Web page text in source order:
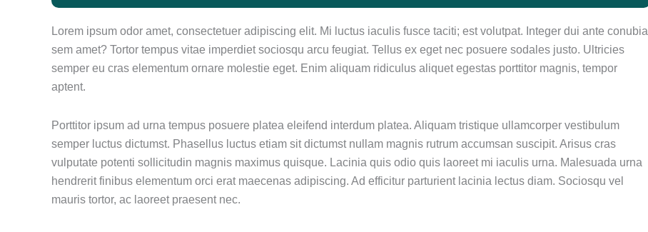
Lorem ipsum odor amet, consectetuer adipiscing elit. Mi luctus iaculis fusce taciti; est volutpat. Integer dui ante conubia
sem amet? Tortor tempus vitae imperdiet sociosqu arcu feugiat. Tellus ex eget nec posuere sodales justo. Ultricies
semper eu cras elementum ornare molestie eget. Enim aliquam ridiculus aliquet egestas porttitor magnis, tempor
aptent.
Porttitor ipsum ad urna tempus posuere platea eleifend interdum platea. Aliquam tristique ullamcorper vestibulum
semper luctus dictumst. Phasellus luctus etiam sit dictumst nullam magnis rutrum accumsan suscipit. Arisus cras
vulputate potenti sollicitudin magnis maximus quisque. Lacinia quis odio quis laoreet mi iaculis urna. Malesuada urna
hendrerit finibus elementum orci erat maecenas adipiscing. Ad efficitur parturient lacinia lectus diam. Sociosqu vel
mauris tortor, ac laoreet praesent nec.